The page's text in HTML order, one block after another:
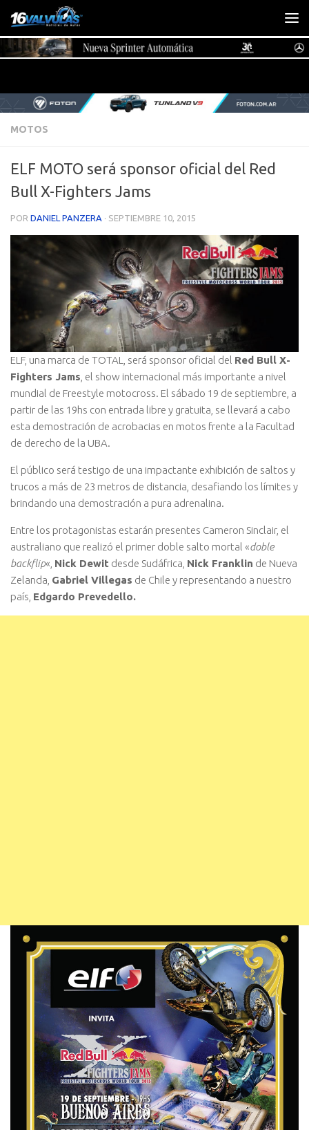
Saltar al contenido
MOTOS
ELF MOTO será sponsor oficial del Red
Bull X-Fighters Jams
POR DANIEL PANZERA · SEPTIEMBRE 10, 2015
ELF, una marca de TOTAL, será sponsor oficial del Red Bull X-
Fighters Jams , el show internacional más importante a nivel
mundial de Freestyle motocross. El sábado 19 de septiembre, a
partir de las 19hs con entrada libre y gratuita, se llevará a cabo
esta demostración de acrobacias en motos frente a la Facultad
de derecho de la UBA.
El público será testigo de una impactante exhibición de saltos y
trucos a más de 23 metros de distancia, desafiando los límites y
brindando una demostración a pura adrenalina.
Entre los protagonistas estarán presentes Cameron Sinclair, el
australiano que realizó el primer doble salto mortal «doble
backflip«, Nick Dewit desde Sudáfrica, Nick Franklin de Nueva
Zelanda, Gabriel Villegas de Chile y representando a nuestro
país, Edgardo Prevedello.